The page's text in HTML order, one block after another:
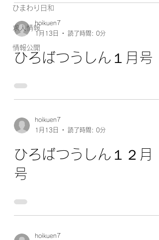
ひまわり日和
求人情報
情報公開
hoikuen7
1月13日
読了時間: 0分
ひろばつうしん１月号
hoikuen7
1月13日
読了時間: 0分
ひろばつうしん１２月
号
hoikuen7